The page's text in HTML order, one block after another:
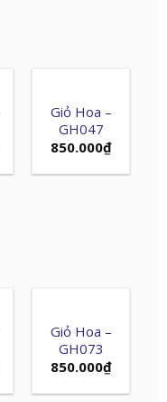
Giỏ Hoa –
GH047
850.000₫
Giỏ Hoa –
GH073
850.000₫